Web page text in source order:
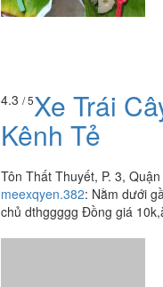
4.3 / 5Xe Trái
Kênh Tẻ
Tôn Thất Thuyết, P. 3,
meexqyen.382: Nằm dưới
chủ dthggggg Đồng giá